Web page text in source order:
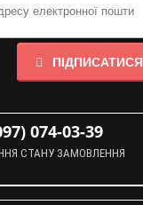
ПІДПИСАТИСЯ
074-03-39
СТАНУ ЗАМОВЛЕННЯ